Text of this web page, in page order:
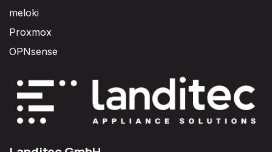
meloki
Proxmox
OPNsense